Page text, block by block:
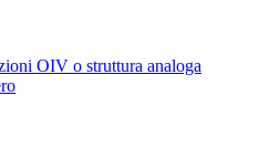
OIV o struttura analoga